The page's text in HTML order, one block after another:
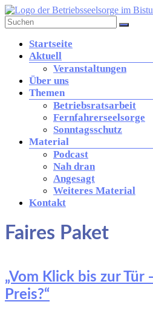
Zum
Inhalt
springen
der
Diözese
Augsburg
Kirche
Arbeitswelt
Menü
Startseite
Aktuell
Veranstaltungen
Über uns
Themen
Betriebsratsarbeit
Fernfahrerseelsorge
Sonntagsschutz
Material
Podcast
Nah dran
Angesagt
Weiteres Material
Kontakt
Faires Paket
„Vom Klick bis zur Tür
Preis?“